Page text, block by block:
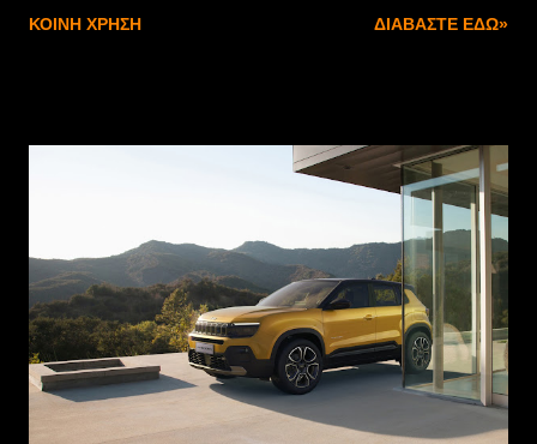
ΚΟΙΝΉ ΧΡΉΣΗ ΔΙΑΒΆΣΤΕ ΕΔΏ»